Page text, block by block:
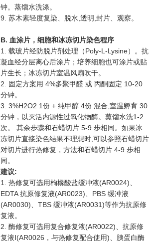
钟。蒸馏水洗涤。
9. 苏木素轻度复染、脱水,透明,封片、观察。
B. 血涂片，细胞和冰冻切片染色程序
1. 载玻片经防脱片剂处理（Poly-L-Lysine）。抗
凝血经分层离心后涂片；培养细胞也可涂片或贴
片生长；冰冻切片室温风扇吹干。
2. 固定方案用 4%多聚甲醛 或 丙酮固定 10-20
分钟。
3. 3%H2O2 1份 + 纯甲醇 4份 混合,室温孵育 30
分钟，以灭活内源性过氧化物酶。蒸馏水洗1-2
次。 其余步骤和石蜡切片 5-9 步相同。如果冰
冻切片直接染色结果不理想时,可以参照石蜡切片
对切片进行热修复，方法和石蜡切片 4-9 步相
同。
建议:
1. 热修复可选用枸橼酸盐缓冲液(AR0024)、
EDTA 抗原修复液(AR0023)、PBS 缓冲液
(AR0030)、TBS 缓冲液(AR0031)等作为抗原修
复液。
2. 酶修复可选用复合修复液(AR0022)、抗原修
复液Ⅰ(AR0026，与热修复配合使用)、胰蛋白酶